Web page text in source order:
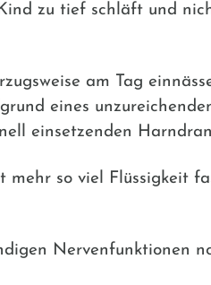
zu tief schläft und
am Tag
eines
einsetzenden
mehr so viel Flüssigkeit
Nervenfunktionen